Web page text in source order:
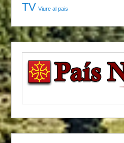
TV Viure al pais